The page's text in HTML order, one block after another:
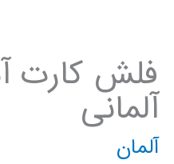
فلش کارت
آلمانی
آلمان